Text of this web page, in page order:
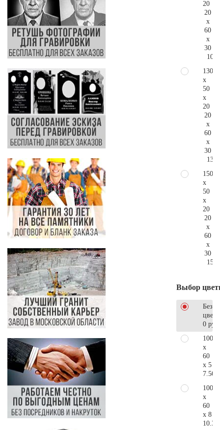
20
20
x
60
x
30
130
x
50
x
20
20
x
60
x
30
150
x
50
x
20
20
x
60
x
30
Выбор
Без
0 руб.
100
x
60
x 5
100
x
60
x 8